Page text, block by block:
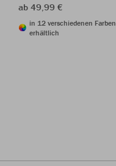
ab 49,99 €
in 12 verschiedenen Farben
erhältlich